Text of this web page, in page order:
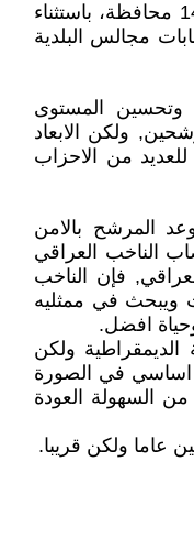
ولأهمية هذه الانتخابات يتنافس ما يقرب من 14300 مرشح على 440 مقعدا في 14 محافظة، باستثناء
مجالس البلدية
وتحسين المستوى
ولكن الابعاد
للعديد من الاحزاب
المرشح بالامن
الناخب العراقي
فإن الناخب
ويبحث في ممثليه
افضل.
ولكن
اساسي في الصورة
السهولة العودة
عاما ولكن قريبا.